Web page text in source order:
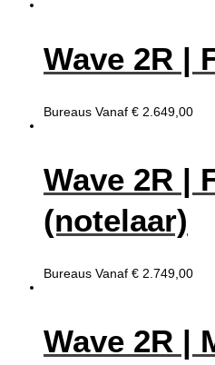
Wave 2R |
Bureaus Vanaf € 2.649,00
Wave 2R |
(notelaar)
Bureaus Vanaf € 2.749,00
Wave 2R |